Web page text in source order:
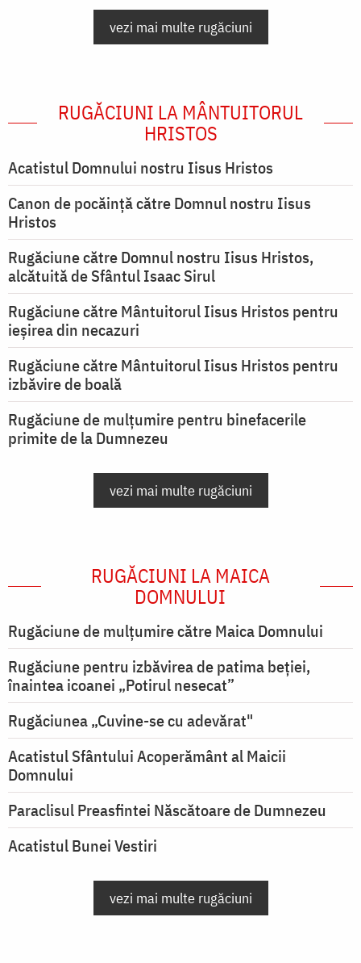
vezi mai multe rugăciuni
RUGĂCIUNI LA MÂNTUITORUL
HRISTOS
Acatistul Domnului nostru Iisus Hristos
Canon de pocăință către Domnul nostru Iisus
Hristos
Rugăciune către Domnul nostru Iisus Hristos,
alcătuită de Sfântul Isaac Sirul
Rugăciune către Mântuitorul Iisus Hristos pentru
ieşirea din necazuri
Rugăciune către Mântuitorul Iisus Hristos pentru
izbăvire de boală
Rugăciune de mulțumire pentru binefacerile
primite de la Dumnezeu
vezi mai multe rugăciuni
RUGĂCIUNI LA MAICA
DOMNULUI
Rugăciune de mulţumire către Maica Domnului
Rugăciune pentru izbăvirea de patima beției,
înaintea icoanei „Potirul nesecat”
Rugăciunea „Cuvine-se cu adevărat"
Acatistul Sfântului Acoperământ al Maicii
Domnului
Paraclisul Preasfintei Născătoare de Dumnezeu
Acatistul Bunei Vestiri
vezi mai multe rugăciuni